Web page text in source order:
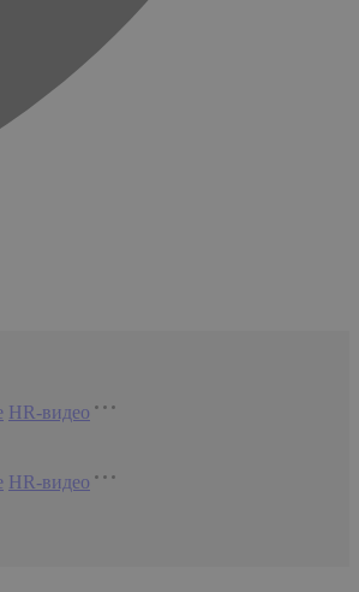
HR-видео
HR-видео